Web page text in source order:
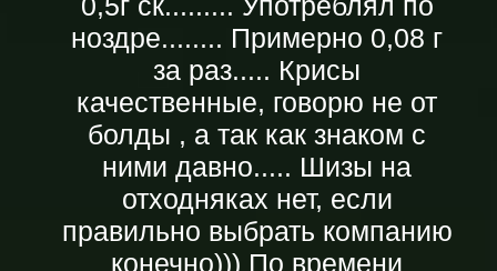
ноздре........ Примерно 0,08 г
за раз..... Крисы
качественные, говорю не от
болды , а так как знаком с
ними давно..... Шизы на
отходняках нет, если
правильно выбрать компанию
конечно))) По времени